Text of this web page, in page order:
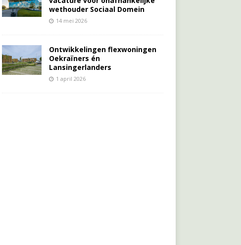
wethouder Sociaal Domein
14 mei 2026
Ontwikkelingen flexwoningen
Oekraïners én
Lansingerlanders
1 april 2026